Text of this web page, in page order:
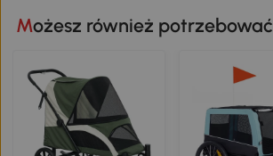
Możesz również potrzebować